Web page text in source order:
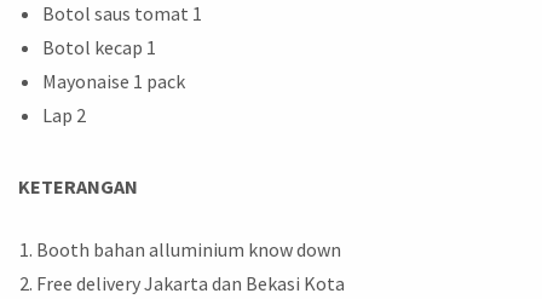
Botol saus tomat 1
Botol kecap 1
Mayonaise 1 pack
Lap 2
KETERANGAN
Booth bahan alluminium know down
Free delivery Jakarta dan Bekasi Kota